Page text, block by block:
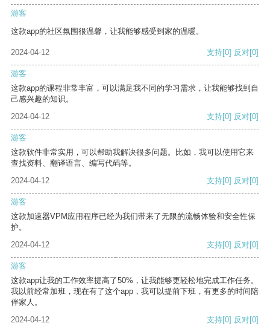
游客
这款app的社区氛围很温馨，让我能够感受到家的温暖。
2024-04-12 支持[0] 反对[0]
游客
这款app的课程非常丰富，可以满足我不同的学习需求，让我能够找到自
己感兴趣的知识。
2024-04-12
支持[0] 反对[0]
游客
这款软件非常实用，可以帮助我解决很多问题。比如，我可以使用它来
查找资料、翻译语言、编写代码等。
2024-04-12
支持[0] 反对[0]
游客
这款加速器VPM应用程序已经为我们带来了无限的流畅体验和安全性保
护。
2024-04-12
支持[0] 反对[0]
游客
这款app让我的工作效率提高了50%，让我能够更轻松地完成工作任务。
我以前经常加班，现在有了这个app，我可以提前下班，有更多的时间陪
伴家人。
2024-04-12
支持[0] 反对[0]